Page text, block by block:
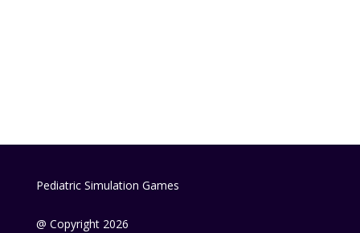
Pediatric Simulation Games
@ Copyright 2026